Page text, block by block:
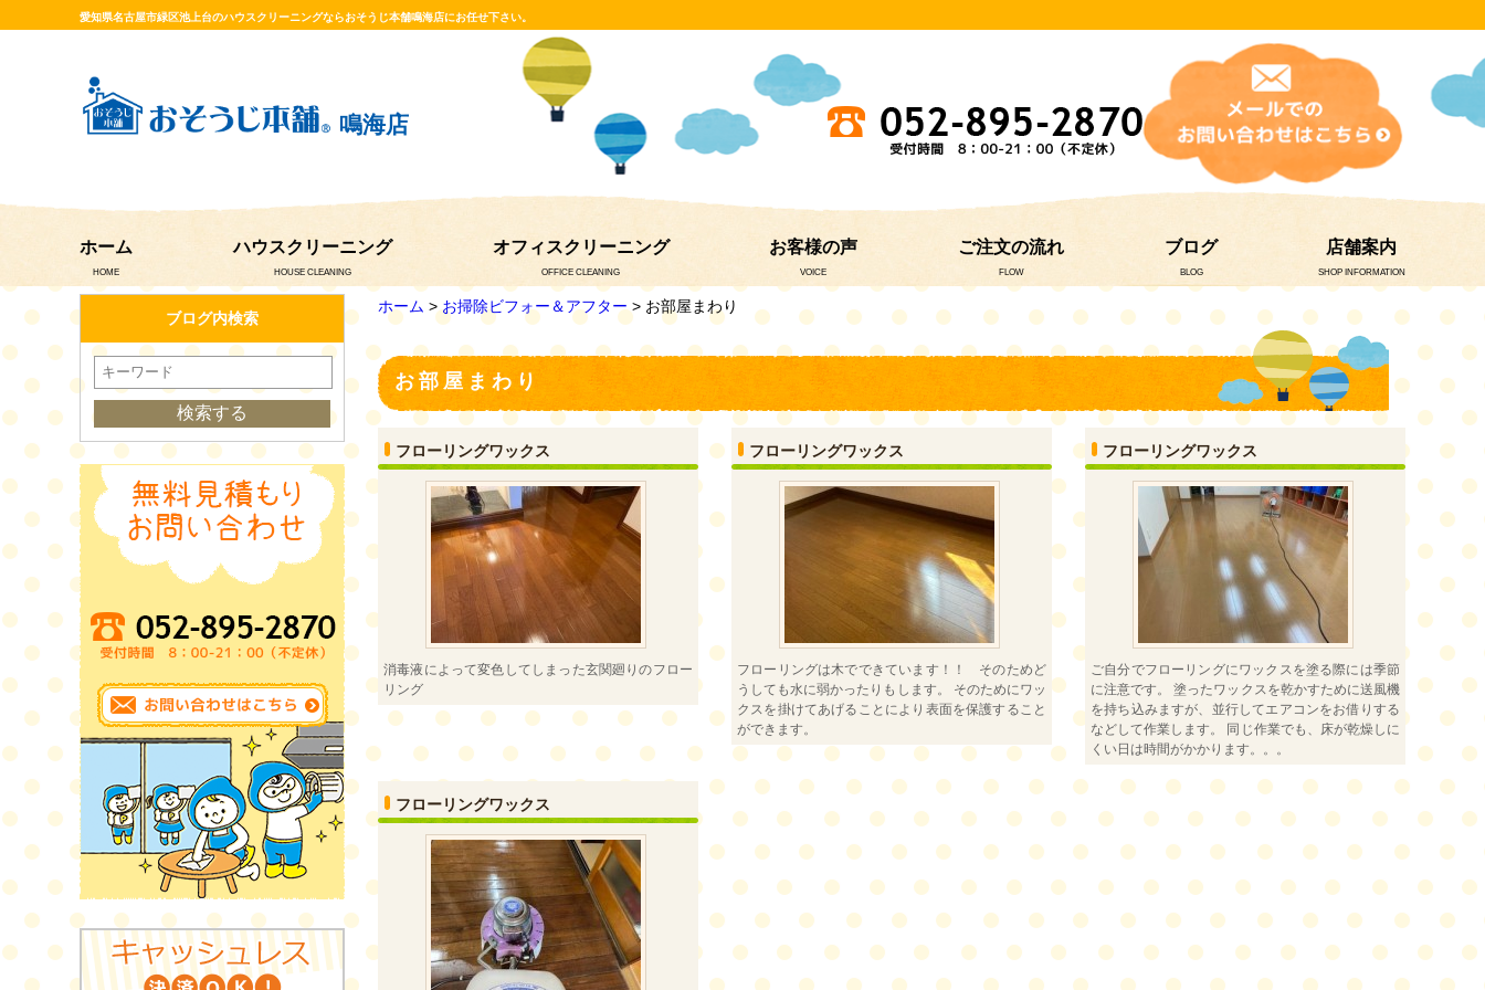
愛知県名古屋市緑区池上台のハウスクリーニングならおそうじ本舗鳴海店にお任せ下さい。
鳴海店
ホーム
HOME
ハウスクリーニング
HOUSE CLEANING
オフィスクリーニング
OFFICE CLEANING
お客様の声
VOICE
ご注文の流れ
FLOW
ブログ
BLOG
店舗案内
SHOP INFORMATION
ホーム >お掃除ビフォー＆アフター > お部屋まわり
お部屋まわり
フローリングワックス
消毒液によって変色してしまった玄関廻りのフロー
リング
フローリングワックス
フローリングは木でできています！！ そのためど
うしても水に弱かったりもします。 そのためにワッ
クスを掛けてあげることにより表面を保護すること
ができます。
フローリングワックス
ご自分でフローリングにワックスを塗る際には季節
に注意です。 塗ったワックスを乾かすために送風機
を持ち込みますが、並行してエアコンをお借りする
などして作業します。 同じ作業でも、床が乾燥しに
くい日は時間がかかります。。。
フローリングワックス
ブログ内検索